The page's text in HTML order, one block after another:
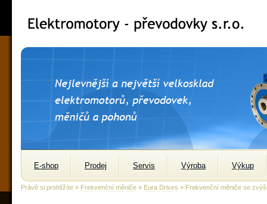
E-shop Prodej Servis Výroba Výkup
Právě si prohlížíte » Frekvenční měniče » Eura Drives » Frekvenční měniče se